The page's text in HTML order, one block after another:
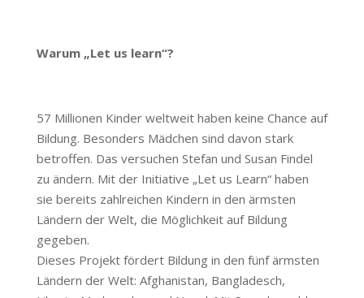
Warum „Let us learn“?
57 Millionen Kinder weltweit haben keine Chance auf
Bildung. Besonders Mädchen sind davon stark
betroffen. Das versuchen Stefan und Susan Findel
zu ändern. Mit der Initiative „Let us Learn“ haben
sie bereits zahlreichen Kindern in den ärmsten
Ländern der Welt, die Möglichkeit auf Bildung
gegeben.
Dieses Projekt fördert Bildung in den fünf ärmsten
Ländern der Welt: Afghanistan, Bangladesch,